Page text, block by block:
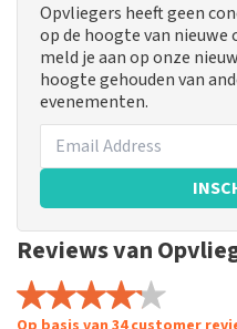
Opvliegers heeft geen
op de hoogte van nieuwe
meld je aan op onze
hoogte gehouden van
evenementen.
Reviews van